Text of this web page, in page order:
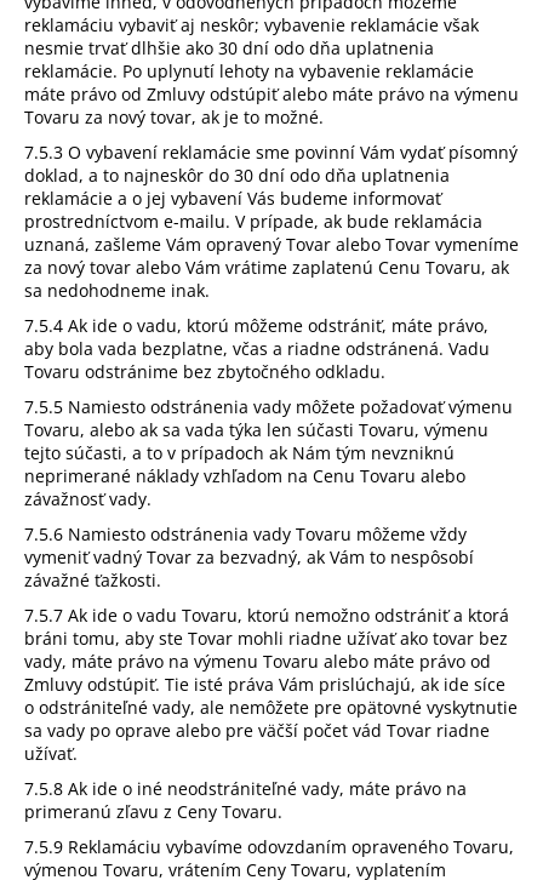
reklamáciu vybaviť aj neskôr; vybavenie reklamácie však
nesmie trvať dlhšie ako 30 dní odo dňa uplatnenia
reklamácie. Po uplynutí lehoty na vybavenie reklamácie
máte právo od Zmluvy odstúpiť alebo máte právo na výmenu
Tovaru za nový tovar, ak je to možné.
7.5.3 O vybavení reklamácie sme povinní Vám vydať písomný
doklad, a to najneskôr do 30 dní odo dňa uplatnenia
reklamácie a o jej vybavení Vás budeme informovať
prostredníctvom e-mailu. V prípade, ak bude reklamácia
uznaná, zašleme Vám opravený Tovar alebo Tovar vymeníme
za nový tovar alebo Vám vrátime zaplatenú Cenu Tovaru, ak
sa nedohodneme inak.
7.5.4 Ak ide o vadu, ktorú môžeme odstrániť, máte právo,
aby bola vada bezplatne, včas a riadne odstránená. Vadu
Tovaru odstránime bez zbytočného odkladu.
7.5.5 Namiesto odstránenia vady môžete požadovať výmenu
Tovaru, alebo ak sa vada týka len súčasti Tovaru, výmenu
tejto súčasti, a to v prípadoch ak Nám tým nevzniknú
neprimerané náklady vzhľadom na Cenu Tovaru alebo
závažnosť vady.
7.5.6 Namiesto odstránenia vady Tovaru môžeme vždy
vymeniť vadný Tovar za bezvadný, ak Vám to nespôsobí
závažné ťažkosti.
7.5.7 Ak ide o vadu Tovaru, ktorú nemožno odstrániť a ktorá
bráni tomu, aby ste Tovar mohli riadne užívať ako tovar bez
vady, máte právo na výmenu Tovaru alebo máte právo od
Zmluvy odstúpiť. Tie isté práva Vám prislúchajú, ak ide síce
o odstrániteľné vady, ale nemôžete pre opätovné vyskytnutie
sa vady po oprave alebo pre väčší počet vád Tovar riadne
užívať.
7.5.8 Ak ide o iné neodstrániteľné vady, máte právo na
primeranú zľavu z Ceny Tovaru.
7.5.9 Reklamáciu vybavíme odovzdaním opraveného Tovaru,
výmenou Tovaru, vrátením Ceny Tovaru, vyplatením